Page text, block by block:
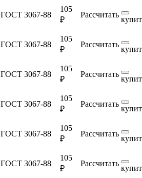
ГОСТ 3067-88
105
₽
Рассчитать
ГОСТ 3067-88
105
₽
Рассчитать
ГОСТ 3067-88
105
₽
Рассчитать
ГОСТ 3067-88
105
₽
Рассчитать
ГОСТ 3067-88
105
₽
Рассчитать
ГОСТ 3067-88
105
₽
Рассчитать